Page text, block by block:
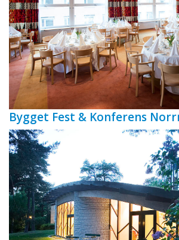
Bygget Fest & Konferens